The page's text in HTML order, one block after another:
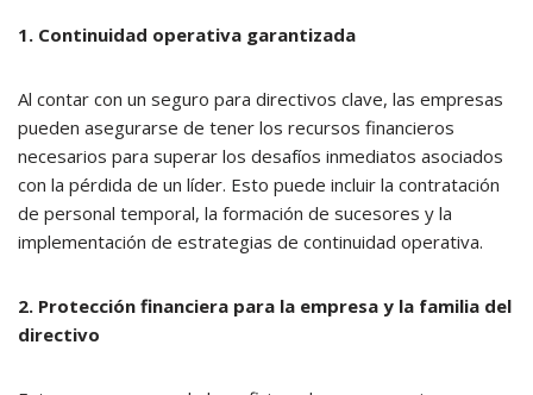
1. Continuidad operativa garantizada
Al contar con un seguro para directivos clave, las empresas
pueden asegurarse de tener los recursos financieros
necesarios para superar los desafíos inmediatos asociados
con la pérdida de un líder. Esto puede incluir la contratación
de personal temporal, la formación de sucesores y la
implementación de estrategias de continuidad operativa.
2. Protección financiera para la empresa y la familia del
directivo